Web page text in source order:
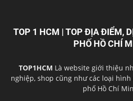
TOP 1 HCM | TOP ĐỊA ĐIỂM,
PHỐ HỒ CHÍ
TOP1HCM Là website giới thiệu
nghiệp, shop cũng như các loại
phố Hồ Chí